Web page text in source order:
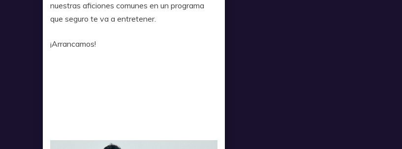
nuestras aficiones comunes en un programa
que seguro te va a entretener.
¡Arrancamos!